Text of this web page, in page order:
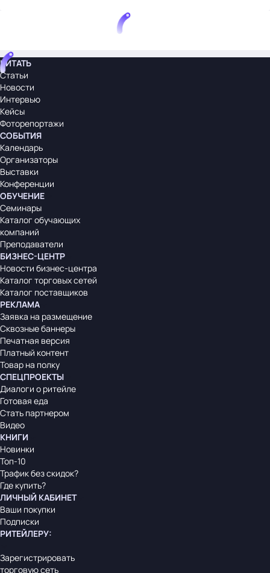
ЧИТАТЬ
Статьи
Новости
Интервью
Кейсы
Фоторепортажи
СОБЫТИЯ
Календарь
Организаторы
Выставки
Конференции
ОБУЧЕНИЕ
Семинары
Каталог обучающих
компаний
Преподаватели
БИЗНЕС-ЦЕНТР
Новости бизнес-центра
Каталог торговых сетей
Каталог поставщиков
РЕКЛАМА
Заявка на размещение
Сквозные баннеры
Печатная версия
Платный контент
Товар на полку
СПЕЦПРОЕКТЫ
Диалоги о ритейле
Готовая еда
Стать партнером
Видео
КНИГИ
Новинки
Топ-10
Трафик без скидок?
Где купить?
ЛИЧНЫЙ КАБИНЕТ
Ваши покупки
Подписки
РИТЕЙЛЕРУ:
Зарегистрировать
торговую сеть